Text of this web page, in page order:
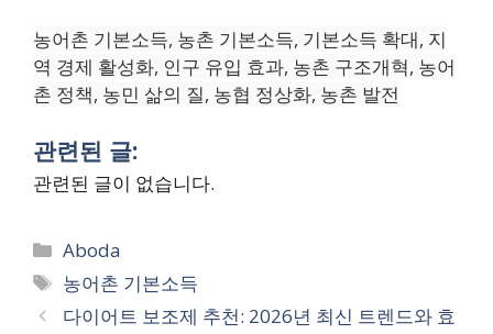
농어촌 기본소득, 농촌 기본소득, 기본소득 확대, 지
역 경제 활성화, 인구 유입 효과, 농촌 구조개혁, 농어
촌 정책, 농민 삶의 질, 농협 정상화, 농촌 발전
관련된 글:
관련된 글이 없습니다.
Categories
Aboda
Tags
농어촌 기본소득
다이어트 보조제 추천: 2026년 최신 트렌드와 효